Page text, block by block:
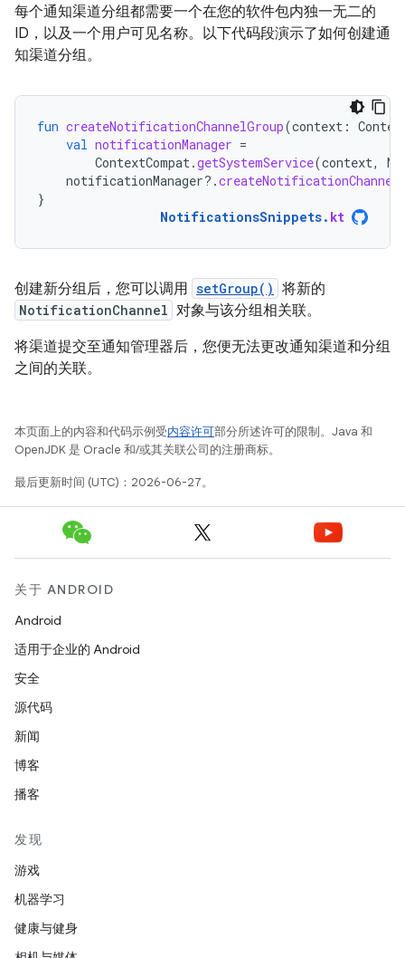
每个通知渠道分组都需要一个在您的软件包内独一无二的
ID，以及一个用户可见名称。以下代码段演示了如何创建通
知渠道分组。
fun createNotificationChannelGroup(context :
val notificationManager =
ContextCompat.getSystemService(context,
notificationManager?.
}
NotificationsSnippets. kt
创建新分组后，您可以调用 setGroup() 将新的
NotificationChannel 对象与该分组相关联。
将渠道提交至通知管理器后，您便无法更改通知渠道和分组
之间的关联。
本页面上的内容和代码示例受内容许可部分所述许可的限制。Java 和
OpenJDK 是 Oracle 和/或其关联公司的注册商标。
最后更新时间 (UTC)：2026-06-27。
关于 ANDROID
Android
适用于企业的 Android
安全
源代码
新闻
博客
播客
发现
游戏
机器学习
健康与健身